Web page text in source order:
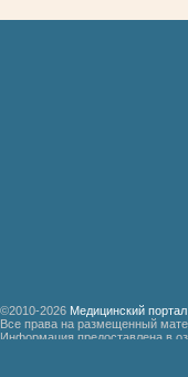
©2010-2026 Медицинский
Все права на размещенный
Информация предоставлена в